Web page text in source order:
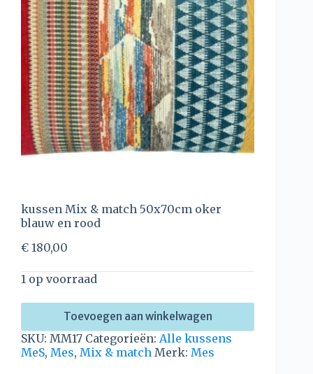
kussen Mix & match 50x70cm oker
blauw en rood
€ 180,00
1 op voorraad
Toevoegen aan winkelwagen
SKU: MM17 Categorieën: Alle kussens
MeS, Mes, Mix & match Merk: Mes